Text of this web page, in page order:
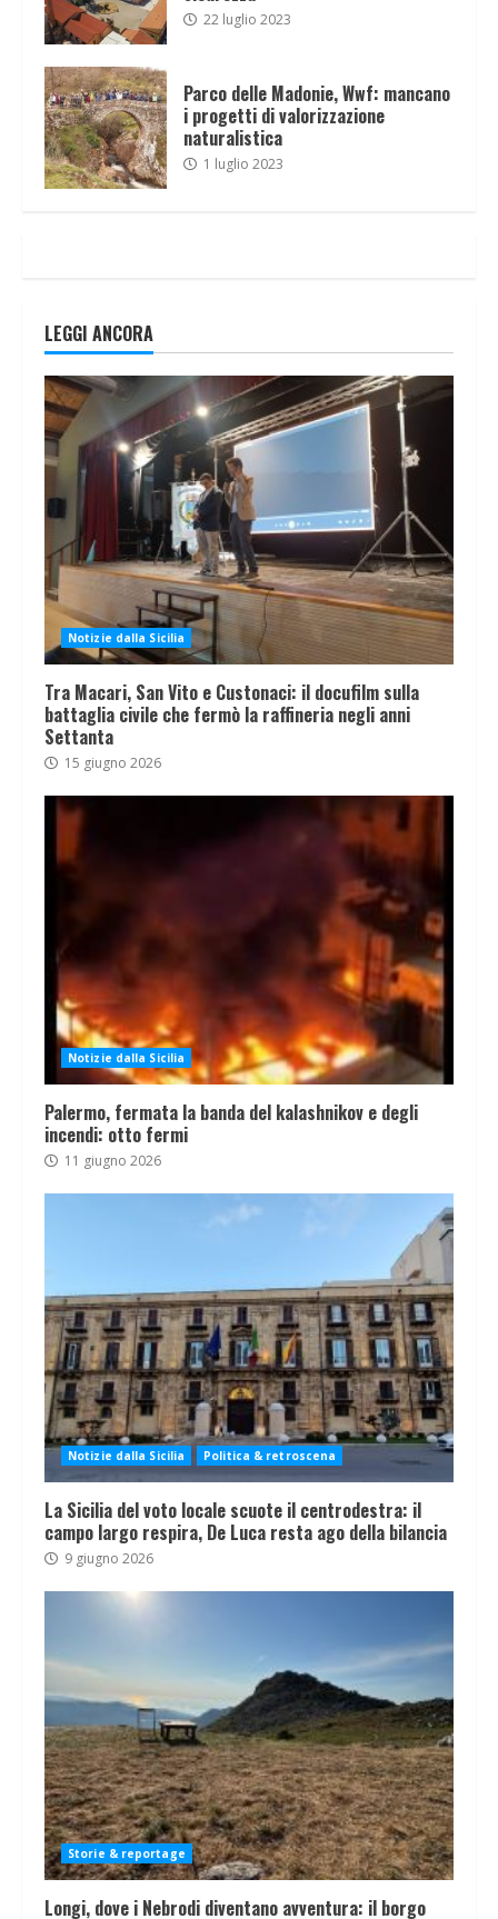
22 luglio 2023
Parco delle Madonie, Wwf: mancano
i progetti di valorizzazione
naturalistica
1 luglio 2023
LEGGI ANCORA
Notizie dalla Sicilia
Tra Macari, San Vito e Custonaci: il docufilm sulla
battaglia civile che fermò la raffineria negli anni
Settanta
15 giugno 2026
Notizie dalla Sicilia
Palermo, fermata la banda del kalashnikov e degli
incendi: otto fermi
11 giugno 2026
Notizie dalla Sicilia Politica & retroscena
La Sicilia del voto locale scuote il centrodestra: il
campo largo respira, De Luca resta ago della bilancia
9 giugno 2026
Storie & reportage
Longi, dove i Nebrodi diventano avventura: il borgo